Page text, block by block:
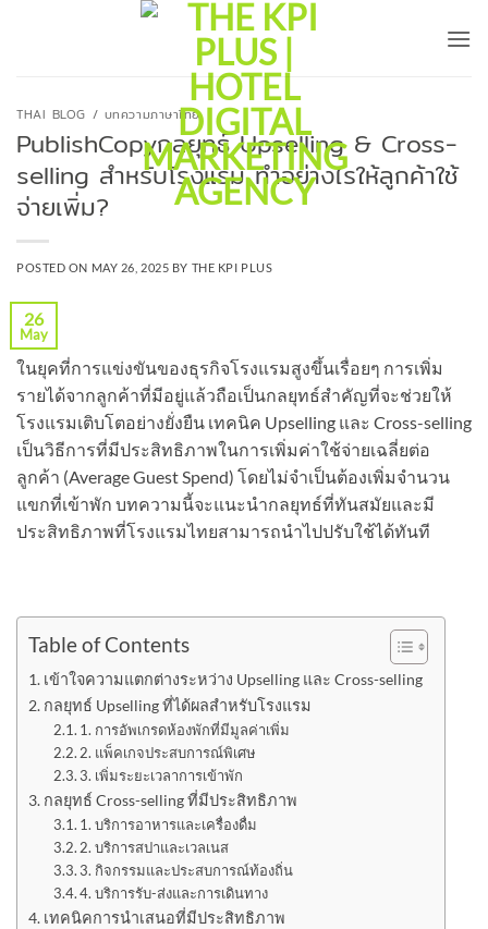
THAI BLOG / บทความภาษาไทย
PublishCopyกลยุทธ์ Upselling & Cross-
selling สำหรับโรงแรม ทำอย่างไรให้ลูกค้าใช้
จ่ายเพิ่ม?
POSTED ON MAY 26, 2025 BY THE KPI PLUS
26
May
ในยุคที่การแข่งขันของธุรกิจโรงแรมสูงขึ้นเรื่อยๆ การเพิ่ม
รายได้จากลูกค้าที่มีอยู่แล้วถือเป็นกลยุทธ์สำคัญที่จะช่วยให้
โรงแรมเติบโตอย่างยั่งยืน เทคนิค Upselling และ Cross-selling
เป็นวิธีการที่มีประสิทธิภาพในการเพิ่มค่าใช้จ่ายเฉลี่ยต่อ
ลูกค้า (Average Guest Spend) โดยไม่จำเป็นต้องเพิ่มจำนวน
แขกที่เข้าพัก บทความนี้จะแนะนำกลยุทธ์ที่ทันสมัยและมี
ประสิทธิภาพที่โรงแรมไทยสามารถนำไปปรับใช้ได้ทันที
Table of Contents
เข้าใจความแตกต่างระหว่าง Upselling และ Cross-selling
กลยุทธ์ Upselling ที่ได้ผลสำหรับโรงแรม
1. การอัพเกรดห้องพักที่มีมูลค่าเพิ่ม
2. แพ็คเกจประสบการณ์พิเศษ
3. เพิ่มระยะเวลาการเข้าพัก
กลยุทธ์ Cross-selling ที่มีประสิทธิภาพ
1. บริการอาหารและเครื่องดื่ม
2. บริการสปาและเวลเนส
3. กิจกรรมและประสบการณ์ท้องถิ่น
4. บริการรับ-ส่งและการเดินทาง
เทคนิคการนำเสนอที่มีประสิทธิภาพ